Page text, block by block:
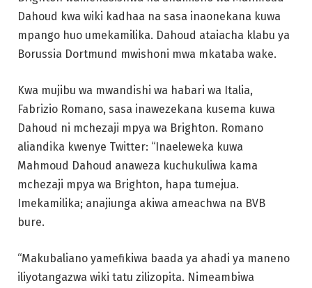
Dahoud kwa wiki kadhaa na sasa inaonekana kuwa
mpango huo umekamilika. Dahoud ataiacha klabu ya
Borussia Dortmund mwishoni mwa mkataba wake.
Kwa mujibu wa mwandishi wa habari wa Italia,
Fabrizio Romano, sasa inawezekana kusema kuwa
Dahoud ni mchezaji mpya wa Brighton. Romano
aliandika kwenye Twitter: “Inaeleweka kuwa
Mahmoud Dahoud anaweza kuchukuliwa kama
mchezaji mpya wa Brighton, hapa tumejua.
Imekamilika; anajiunga akiwa ameachwa na BVB
bure.
“Makubaliano yamefikiwa baada ya ahadi ya maneno
iliyotangazwa wiki tatu zilizopita. Nimeambiwa